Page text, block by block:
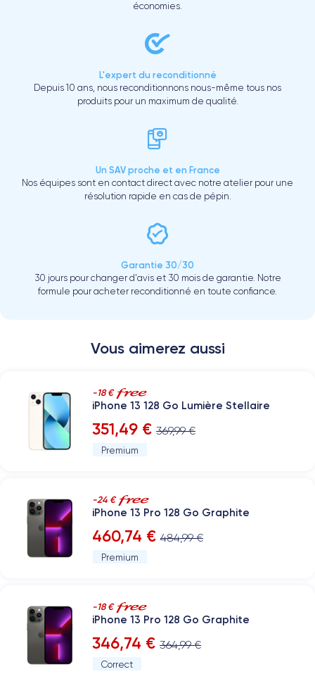
économies.
L'expert du reconditionné
Depuis 10 ans, nous reconditionnons nous-même tous nos
produits pour un maximum de qualité.
Un SAV proche et en France
Nos équipes sont en contact direct avec notre atelier pour une
résolution rapide en cas de pépin.
Garantie 30/30
30 jours pour changer d'avis et 30 mois de garantie. Notre
formule pour acheter reconditionné en toute confiance.
Vous aimerez aussi
-18 €
iPhone 13 128 Go Lumière Stellaire
351,49 € 369,99 €
Premium
-24 €
iPhone 13 Pro 128 Go Graphite
460,74 € 484,99 €
Premium
-18 €
iPhone 13 Pro 128 Go Graphite
346,74 € 364,99 €
Correct